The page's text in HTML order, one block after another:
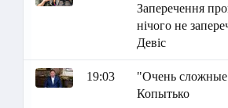
Заперечення
нічого не
Девіс
19:03
"Очень
Копытько